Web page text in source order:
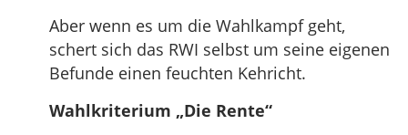
Aber wenn es um die Wahlkampf geht,
schert sich das RWI selbst um seine eigenen
Befunde einen feuchten Kehricht.
Wahlkriterium „Die Rente“